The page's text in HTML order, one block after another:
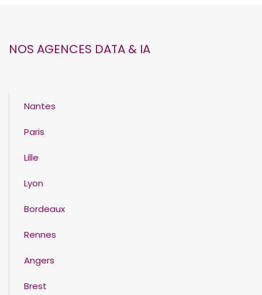
NOS AGENCES DATA & IA
Nantes
Paris
Lille
Lyon
Bordeaux
Rennes
Angers
Brest